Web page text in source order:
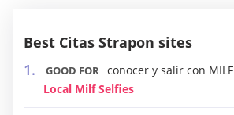
Best Citas Strapon sites
GOOD FOR conocer y salir con
Local Milf Selfies